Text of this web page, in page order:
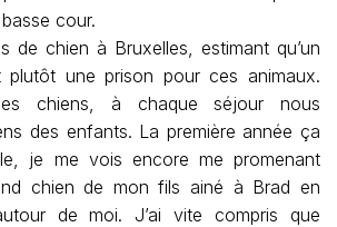
cour.
de chien à Bruxelles, estimant qu’un
plutôt une prison pour ces animaux.
chiens, à chaque séjour nous
des enfants. La première année ça
je me vois encore me promenant
chien de mon fils ainé à Brad en
de moi. J’ai vite compris que